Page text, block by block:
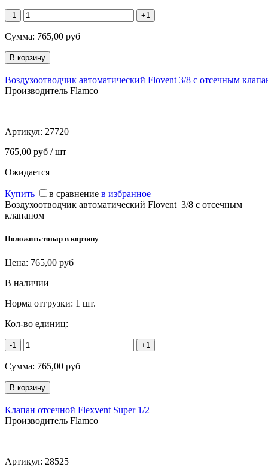
-1 +1
Сумма: 765,00 руб
Воздухоотводчик автоматический Flovent 3/8 с отсечным
Производитель Flamco
Артикул: 27720
765,00 руб / шт
Ожидается
Купить в сравнение в избранное
Воздухоотводчик автоматический Flovent 3/8 с отсечным
клапаном
Положить товар в корзину
Цена: 765,00 руб
В наличии
Норма отгрузки: 1 шт.
Кол-во единиц:
-1 +1
Сумма: 765,00 руб
Клапан отсечной Flexvent Super 1/2
Производитель Flamco
Артикул: 28525